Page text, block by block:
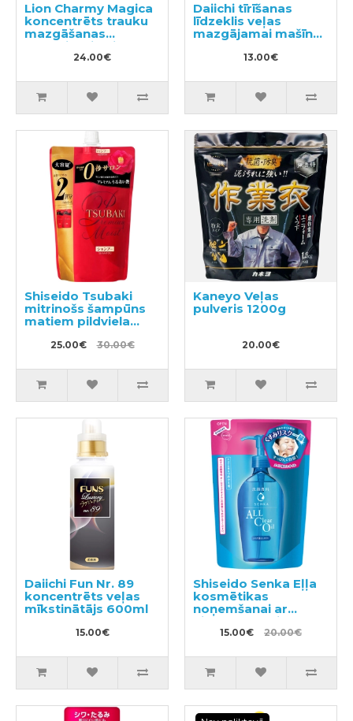
Lion Charmy Magica
koncentrēts trauku
mazgāšanas
līdzeklis, pildviela
24.00€
Daiichi tīrīšanas
līdzeklis veļas
mazgājamai mašīnai
13.00€
Shiseido Tsubaki
mitrinošs šampūns
matiem pildviela
25.00€ 30.00€
Kaneyo Veļas
pulveris 1200g
20.00€
Daiichi Fun Nr. 89
koncentrēts veļas
mīkstinātājs 600ml
15.00€
Shiseido Senka Eļļa
kosmētikas
noņemšanai ar
hialuronskābi
pildviela 180ml
15.00€ 20.00€